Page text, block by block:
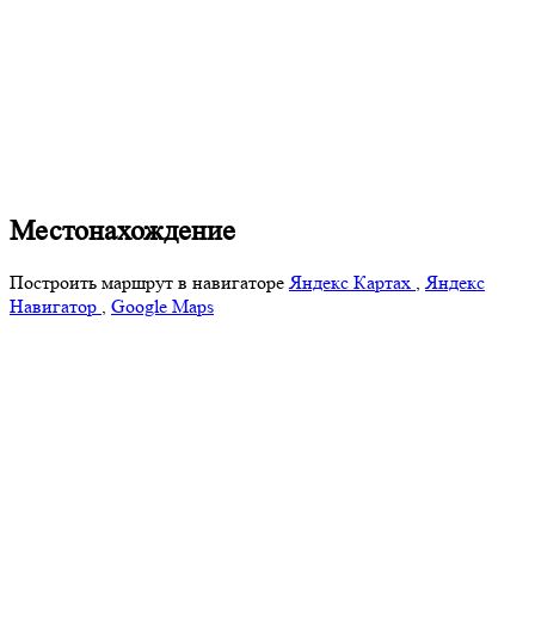
Местонахождение
Построить маршрут в навигатореЯндекс Картах ,Яндекс
Навигатор , Google Maps